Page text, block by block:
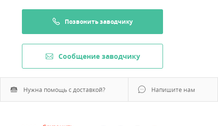
Позвонить заводчику
Cообщение заводчику
Нужна помощь с доставкой? Напишите нам